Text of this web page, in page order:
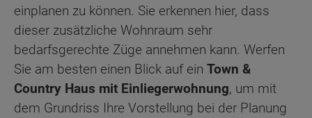
einplanen zu können. Sie erkennen hier, dass
dieser zusätzliche Wohnraum sehr
bedarfsgerechte Züge annehmen kann. Werfen
Sie am besten einen Blick auf ein Town &
Country Haus mit Einliegerwohnung, um mit
dem Grundriss Ihre Vorstellung bei der Planung